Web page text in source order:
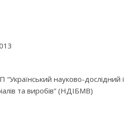
“Український науково-дослідний і
та виробів” (НДІБМВ)